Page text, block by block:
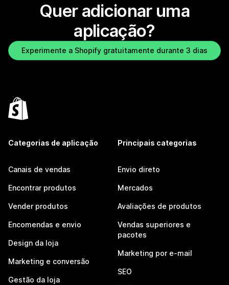
Quer adicionar uma
aplicação?
Experimente a Shopify gratuitamente durante 3 dias
Categorias de aplicação
Canais de vendas
Encontrar produtos
Vender produtos
Encomendas e envio
Design da loja
Marketing e conversão
Gestão da loja
Principais categorias
Envio direto
Mercados
Avaliações de produtos
Vendas superiores e
pacotes
Marketing por e-mail
SEO